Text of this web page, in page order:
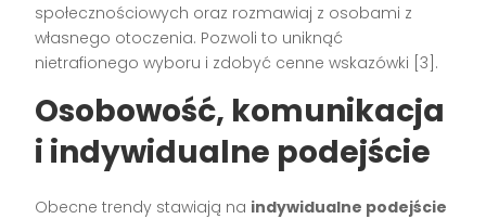
społecznościowych oraz rozmawiaj z osobami z
własnego otoczenia. Pozwoli to uniknąć
nietrafionego wyboru i zdobyć cenne wskazówki [3] .
Osobowość, komunikacja
i indywidualne podejście
Obecne trendy stawiają na indywidualne podejście